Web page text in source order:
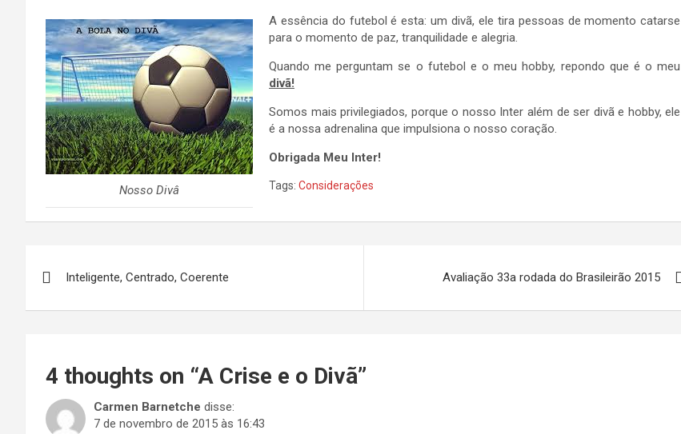
Nosso Divâ
A essência do futebol é esta: um divã, ele tira pessoas de momento catarse
para o momento de paz, tranquilidade e alegria.
Quando me perguntam se o futebol e o meu hobby, repondo que é o meu
divã!
Somos mais privilegiados, porque o nosso Inter além de ser divã e hobby, ele
é a nossa adrenalina que impulsiona o nosso coração.
Obrigada Meu Inter!
Tags: Considerações
de
Inteligente, Centrado, Coerente Avaliação 33a rodada do Brasileirão 2015
4 thoughts on “A Crise e o Divã”
Carmen Barnetche disse:
7 de novembro de 2015 às 16:43